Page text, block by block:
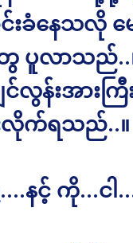
းခံနေသလို
ပူလာသည်
င်လွန်းအား
လိုက်ရသည်..။
….နင့် ကို…ငါ